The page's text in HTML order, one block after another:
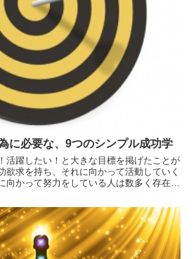
に必要な、9つのシンプル成功学
活躍したい！と大きな目標を掲げたことが
欲求を持ち、それに向かって活動していく
向かって努力をしている人は数多く存在
今回は、今すぐにでも結果を出すために日